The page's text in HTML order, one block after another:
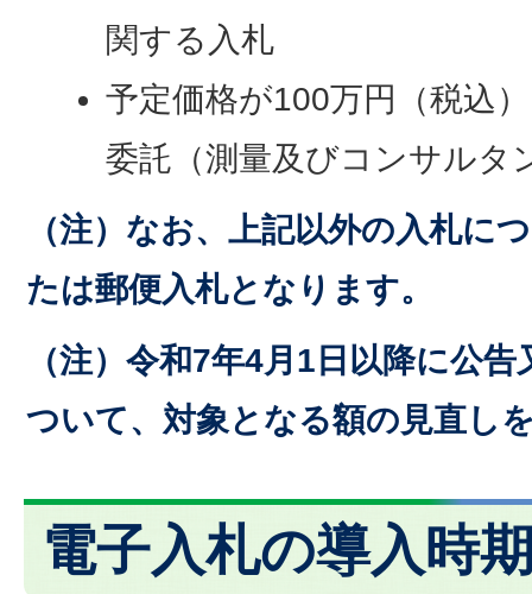
関する入札
予定価格が100万円（税込
委託（測量及びコンサルタ
（注）なお、上記以外の入札に
たは郵便入札となります。
（注）令和7年4月1日以降に公
ついて、対象となる額の見直し
電子入札の導入時